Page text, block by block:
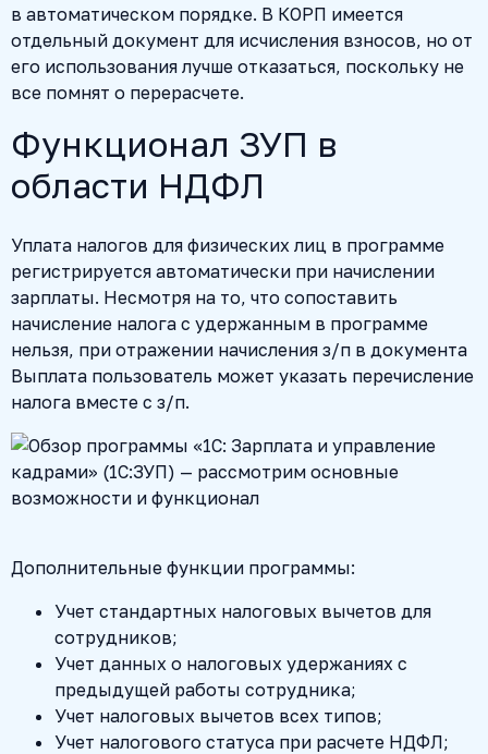
в автоматическом порядке. В КОРП имеется
отдельный документ для исчисления взносов, но от
его использования лучше отказаться, поскольку не
все помнят о перерасчете.
Функционал ЗУП в
области НДФЛ
Уплата налогов для физических лиц в программе
регистрируется автоматически при начислении
зарплаты. Несмотря на то, что сопоставить
начисление налога с удержанным в программе
нельзя, при отражении начисления з/п в документа
Выплата пользователь может указать перечисление
налога вместе с з/п.
Дополнительные функции программы:
Учет стандартных налоговых вычетов для
сотрудников;
Учет данных о налоговых удержаниях с
предыдущей работы сотрудника;
Учет налоговых вычетов всех типов;
Учет налогового статуса при расчете НДФЛ;